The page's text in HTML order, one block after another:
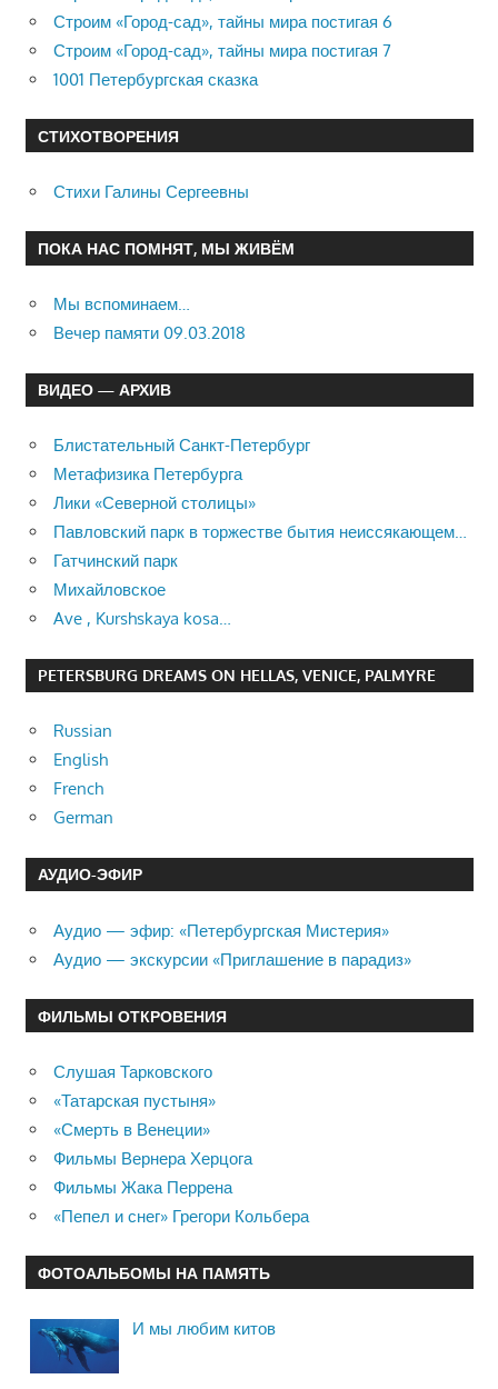
Строим «Город-сад», тайны мира постигая 6
Строим «Город-сад», тайны мира постигая 7
1001 Петербургская сказка
СТИХОТВОРЕНИЯ
Стихи Галины Сергеевны
ПОКА НАС ПОМНЯТ, МЫ ЖИВЁМ
Мы вспоминаем…
Вечер памяти 09.03.2018
ВИДЕО — АРХИВ
Блистательный Санкт-Петербург
Метафизика Петербурга
Лики «Северной столицы»
Павловский парк в торжестве бытия неиссякающем…
Гатчинский парк
Михайловское
Ave , Kurshskaya kosa…
PETERSBURG DREAMS ON HELLAS, VENICE, PALMYRE
Russian
English
French
German
АУДИО-ЭФИР
Аудио — эфир: «Петербургская Мистерия»
Аудио — экскурсии «Приглашение в парадиз»
ФИЛЬМЫ ОТКРОВЕНИЯ
Слушая Тарковского
«Татарская пустыня»
«Смерть в Венеции»
Фильмы Вернера Херцога
Фильмы Жака Перрена
«Пепел и снег» Грегори Кольбера
ФОТОАЛЬБОМЫ НА ПАМЯТЬ
И мы любим китов